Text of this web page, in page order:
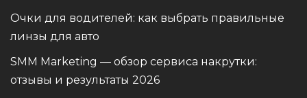
Очки для водителей: как выбрать правильные
линзы для авто
SMM Marketing — обзор сервиса накрутки:
отзывы и результаты 2026